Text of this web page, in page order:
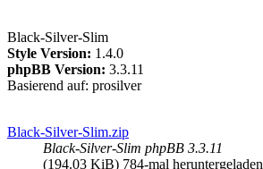
Black-Silver-Slim
Style Version: 1.4.0
phpBB Version: 3.3.11
Basierend auf: prosilver
Black-Silver-Slim.zip
Black-Silver-Slim phpBB 3.3.11
(194.03 KiB) 784-mal heruntergeladen